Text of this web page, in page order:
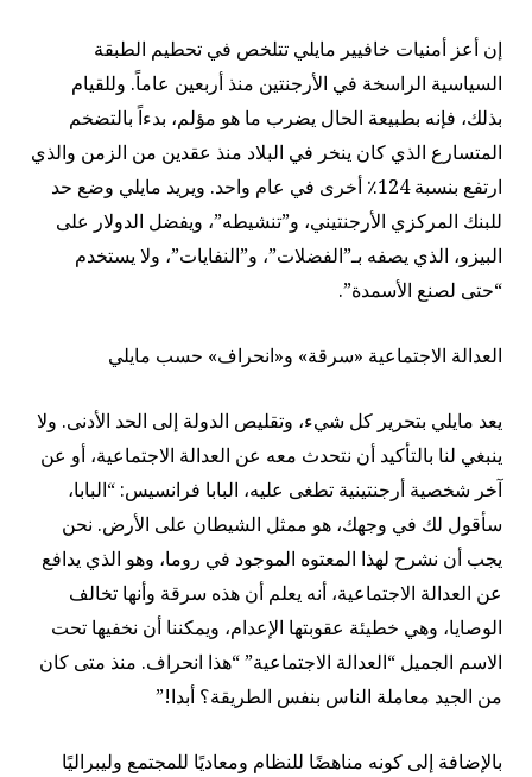
إن أعز أمنيات خافيير مايلي تتلخص في تحطيم الطبقة
السياسية الراسخة في الأرجنتين منذ أربعين عاماً. وللقيام
بذلك، فإنه بطبيعة الحال يضرب ما هو مؤلم، بدءاً بالتضخم
المتسارع الذي كان ينخر في البلاد منذ عقدين من الزمن والذي
ارتفع بنسبة 124٪ أخرى في عام واحد. ويريد مايلي وضع حد
للبنك المركزي الأرجنتيني، و”تنشيطه”، ويفضل الدولار على
البيزو، الذي يصفه بـ”الفضلات”، و”النفايات”، ولا يستخدم
“حتى لصنع الأسمدة”.
العدالة الاجتماعية «سرقة» و«انحراف» حسب مايلي
يعد مايلي بتحرير كل شيء، وتقليص الدولة إلى الحد الأدنى. ولا
ينبغي لنا بالتأكيد أن نتحدث معه عن العدالة الاجتماعية، أو عن
آخر شخصية أرجنتينية تطغى عليه، البابا فرانسيس: “البابا،
سأقول لك في وجهك، هو ممثل الشيطان على الأرض. نحن
يجب أن نشرح لهذا المعتوه الموجود في روما، وهو الذي يدافع
عن العدالة الاجتماعية، أنه يعلم أن هذه سرقة وأنها تخالف
الوصايا، وهي خطيئة عقوبتها الإعدام، ويمكننا أن نخفيها تحت
الاسم الجميل “العدالة الاجتماعية” “هذا انحراف. منذ متى كان
من الجيد معاملة الناس بنفس الطريقة؟ أبدا!”
بالإضافة إلى كونه مناهضًا للنظام ومعاديًا للمجتمع وليبراليًا